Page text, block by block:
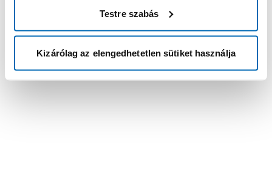
Testre szabás
Kizárólag az elengedhetetlen sütiket használja